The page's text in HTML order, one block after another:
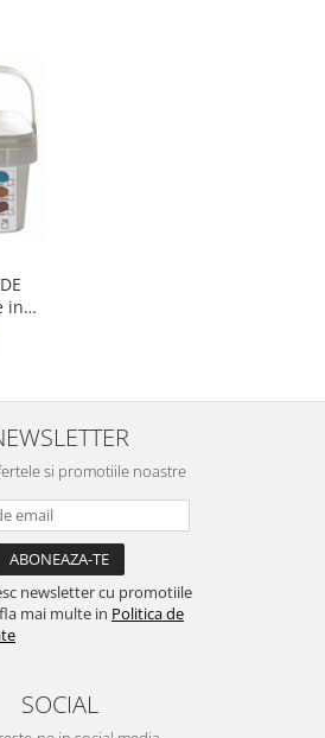
in
si promotiile noastre
newsletter cu promotiile
mai multe in Politica de
SOCIAL